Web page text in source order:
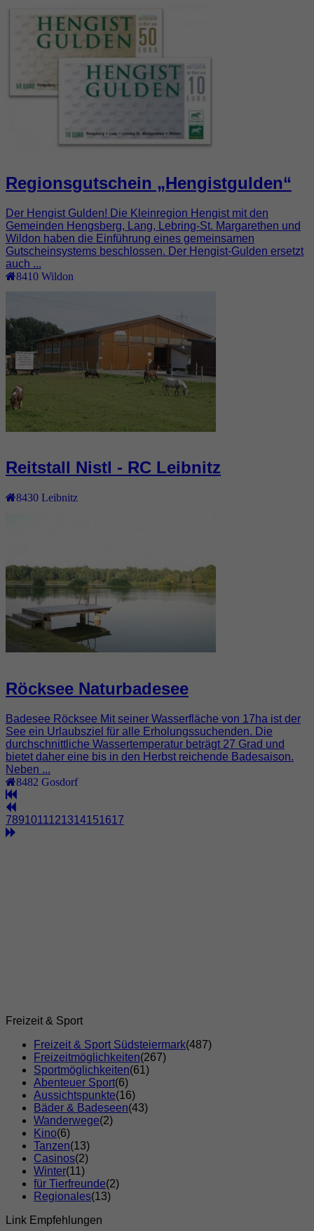
Regionsgutschein „Hengistgulden“
Der Hengist Gulden! Die Kleinregion Hengist mit den
Gemeinden Hengsberg, Lang, Lebring-St. Margarethen und
Wildon haben die Einführung eines gemeinsamen
Gutscheinsystems beschlossen. Der Hengist-Gulden ersetzt
auch ...
8410 Wildon
Reitstall Nistl - RC Leibnitz
8430 Leibnitz
Röcksee Naturbadesee
Badesee Röcksee Mit seiner Wasserfläche von 17ha ist der
See ein Urlaubsziel für alle Erholungssuchenden. Die
durchschnittliche Wassertemperatur beträgt 27 Grad und
bietet daher eine bis in den Herbst reichende Badesaison.
Neben ...
8482 Gosdorf
7891011 121314151617
Freizeit & Sport
Freizeit & Sport Südsteiermark(487)
Freizeitmöglichkeiten(267)
Sportmöglichkeiten(61)
Abenteuer Sport(6)
Aussichtspunkte(16)
Bäder & Badeseen(43)
Wanderwege(2)
Kino(6)
Tanzen(13)
Casinos(2)
Winter(11)
für Tierfreunde(2)
Regionales(13)
Link Empfehlungen